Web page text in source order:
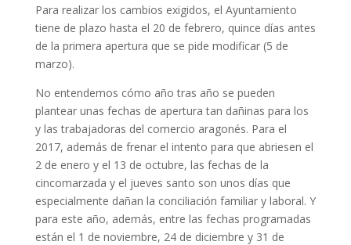
Para realizar los cambios exigidos, el Ayuntamiento
tiene de plazo hasta el 20 de febrero, quince días antes
de la primera apertura que se pide modificar (5 de
marzo).
No entendemos cómo año tras año se pueden
plantear unas fechas de apertura tan dañinas para los
y las trabajadoras del comercio aragonés. Para el
2017, además de frenar el intento para que abriesen el
2 de enero y el 13 de octubre, las fechas de la
cincomarzada y el jueves santo son unos días que
especialmente dañan la conciliación familiar y laboral. Y
para este año, además, entre las fechas programadas
están el 1 de noviembre, 24 de diciembre y 31 de